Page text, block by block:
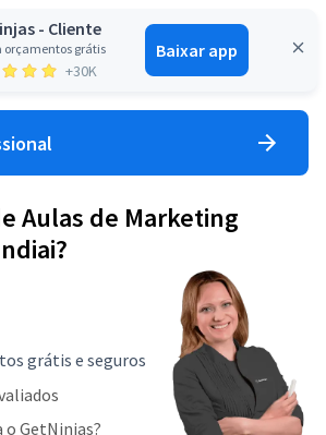
- Cliente
orçamentos grátis
+30K
Baixar app
Entrar
Aulas de Marketing
grátis e seguros
GetNinjas?